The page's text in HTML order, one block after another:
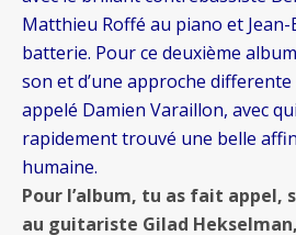
Matthieu Roffé au piano et
batterie. Pour ce deuxième
son et d’une approche differente
appelé Damien Varaillon, avec
rapidement trouvé une belle
humaine.
Pour l’album, tu as fait appel,
au guitariste Gilad